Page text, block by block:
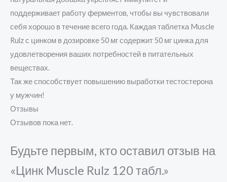
поддерживает работу ферментов, чтобы вы чувствовали
себя хорошо в течение всего года. Каждая таблетка Muscle
Rulz с цинком в дозировке 50 мг содержит 50 мг цинка для
удовлетворения ваших потребностей в питательных
веществах.
Так же способствует повышению выработки тестостерона
у мужчин!
Отзывы
Отзывов пока нет.
Будьте первым, кто оставил отзыв на
«Цинк Muscle Rulz 120 табл.»